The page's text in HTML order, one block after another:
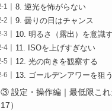
8. 逆光を怖がらない
9. 曇りの日はチャンス
10. 明るさ（露出）を意識
11. ISOを上げすぎない
12. 光の向きを観察する
13. ゴールデンアワーを狙う
③ 設定・操作編｜最低限これ
17）